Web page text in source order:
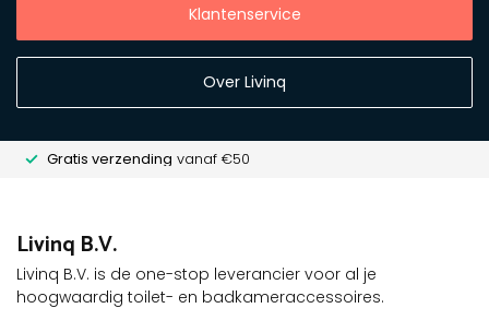
Klantenservice
Over Livinq
Gratis verzending vanaf €50
Livinq B.V.
Livinq B.V. is de one-stop leverancier voor al je
hoogwaardig toilet- en badkameraccessoires.